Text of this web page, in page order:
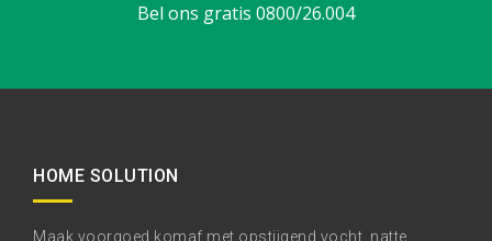
Bel ons gratis 0800/26.004
HOME SOLUTION
Maak voorgoed komaf met opstijgend vocht, natte